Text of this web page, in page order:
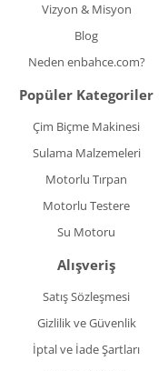
Vizyon & Misyon
Blog
Neden enbahce.com?
Popüler Kategoriler
Çim Biçme Makinesi
Sulama Malzemeleri
Motorlu Tırpan
Motorlu Testere
Su Motoru
Alışveriş
Satış Sözleşmesi
Gizlilik ve Güvenlik
İptal ve İade Şartları